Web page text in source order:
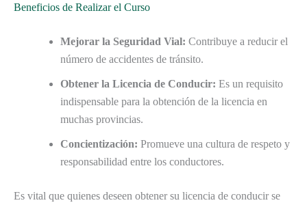
Beneficios de Realizar el Curso
Mejorar la Seguridad Vial: Contribuye a reducir el
número de accidentes de tránsito.
Obtener la Licencia de Conducir: Es un requisito
indispensable para la obtención de la licencia en
muchas provincias.
Concientización: Promueve una cultura de respeto y
responsabilidad entre los conductores.
Es vital que quienes deseen obtener su licencia de conducir se